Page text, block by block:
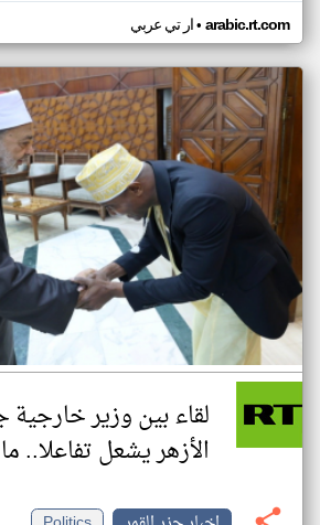
ار تي عربي• arabic.rt.com
لقاء بين وزير
الأزهر يشعل تفاعلا..